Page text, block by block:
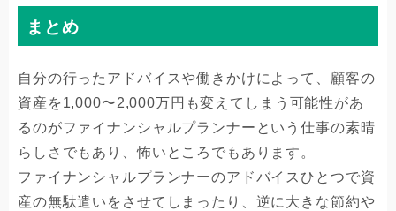
まとめ
自分の行ったアドバイスや働きかけによって、顧客の
資産を1,000〜2,000万円も変えてしまう可能性があ
るのがファイナンシャルプランナーという仕事の素晴
らしさでもあり、怖いところでもあります。
ファイナンシャルプランナーのアドバイスひとつで資
産の無駄遣いをさせてしまったり、逆に大きな節約や